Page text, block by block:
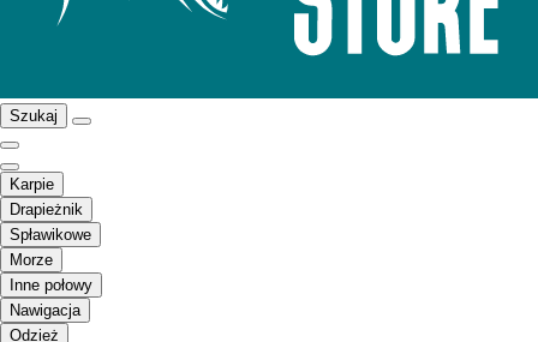
Szukaj
Karpie
Drapieżnik
Spławikowe
Morze
Inne połowy
Nawigacja
Odzież